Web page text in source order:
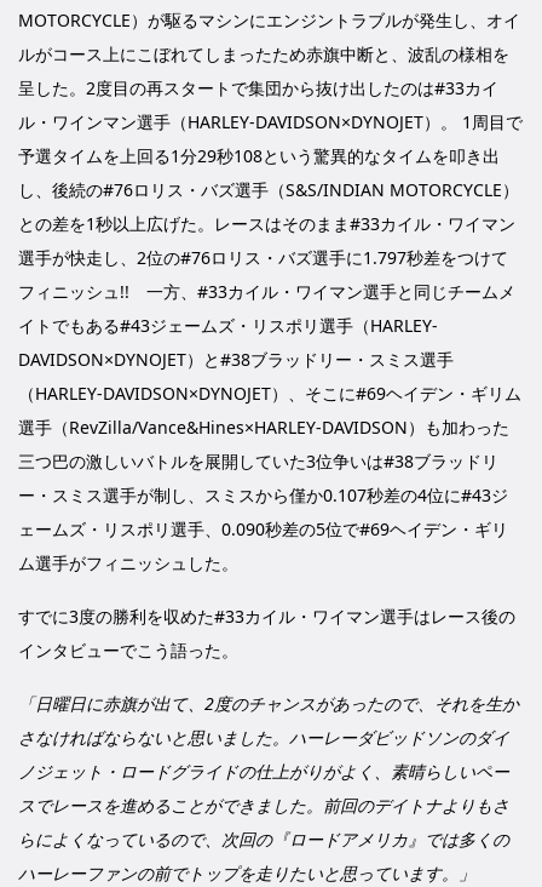
MOTORCYCLE）が駆るマシンにエンジントラブルが発生し、オイ
ルがコース上にこぼれてしまったため赤旗中断と、波乱の様相を
呈した。2度目の再スタートで集団から抜け出したのは#33カイ
ル・ワインマン選手（HARLEY-DAVIDSON×DYNOJET）。 1周目で
予選タイムを上回る1分29秒108という驚異的なタイムを叩き出
し、後続の#76ロリス・バズ選手（S&S/INDIAN MOTORCYCLE）
との差を1秒以上広げた。レースはそのまま#33カイル・ワイマン
選手が快走し、2位の#76ロリス・バズ選手に1.797秒差をつけて
フィニッシュ!! 一方、#33カイル・ワイマン選手と同じチームメ
イトでもある#43ジェームズ・リスポリ選手（HARLEY-
DAVIDSON×DYNOJET）と#38ブラッドリー・スミス選手
（HARLEY-DAVIDSON×DYNOJET）、そこに#69ヘイデン・ギリム
選手（RevZilla/Vance&Hines×HARLEY-DAVIDSON）も加わった
三つ巴の激しいバトルを展開していた3位争いは#38ブラッドリ
ー・スミス選手が制し、スミスから僅か0.107秒差の4位に#43ジ
ェームズ・リスポリ選手、0.090秒差の5位で#69ヘイデン・ギリ
ム選手がフィニッシュした。
すでに3度の勝利を収めた#33カイル・ワイマン選手はレース後の
インタビューでこう語った。
「日曜日に赤旗が出て、2度のチャンスがあったので、それを生か
さなければならないと思いました。ハーレーダビッドソンのダイ
ノジェット・ロードグライドの仕上がりがよく、素晴らしいペー
スでレースを進めることができました。前回のデイトナよりもさ
らによくなっているので、次回の『ロードアメリカ』では多くの
ハーレーファンの前でトップを走りたいと思っています。」